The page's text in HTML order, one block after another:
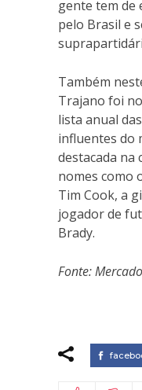
gente tem
pelo Brasil e
Também
Trajano foi
lista anual
influentes do
destacada na
nomes como
Tim Cook, a
jogador de
Brady.
Fonte: